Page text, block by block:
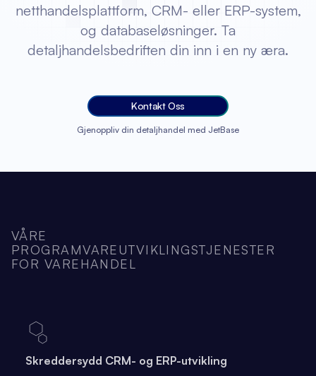
netthandelsplattform, CRM- eller ERP-system,
og databaseløsninger. Ta
detaljhandelsbedriften din inn i en ny æra.
Kontakt Oss
Gjenoppliv din detaljhandel med JetBase
VÅRE
PROGRAMVAREUTVIKLINGSTJENESTER
FOR VAREHANDEL
Skreddersydd CRM- og ERP-utvikling